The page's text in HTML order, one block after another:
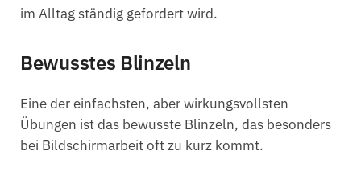
im Alltag ständig gefordert wird.
Bewusstes Blinzeln
Eine der einfachsten, aber wirkungsvollsten
Übungen ist das bewusste Blinzeln, das besonders
bei Bildschirmarbeit oft zu kurz kommt.